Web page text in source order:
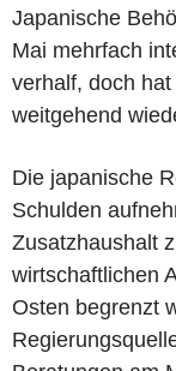
Japanische
Mai mehrfach
verhalf, doch
weitgehend
Die japanische
Schulden
Zusatzhaushalt
wirtschaftlichen
Osten begrenzt